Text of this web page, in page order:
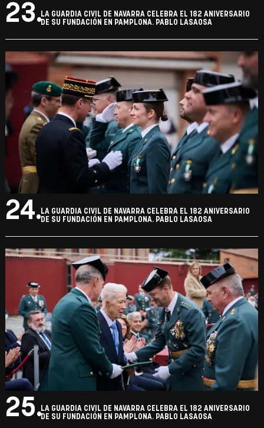
23.LA GUARDIA CIVIL DE NAVARRA CELEBRA EL 182 ANIVERSARIO
DE SU FUNDACIÓN EN PAMPLONA. PABLO LASAOSA
24.LA GUARDIA CIVIL DE NAVARRA CELEBRA EL 182 ANIVERSARIO
DE SU FUNDACIÓN EN PAMPLONA. PABLO LASAOSA
25.LA GUARDIA CIVIL DE NAVARRA CELEBRA EL 182 ANIVERSARIO
DE SU FUNDACIÓN EN PAMPLONA. PABLO LASAOSA